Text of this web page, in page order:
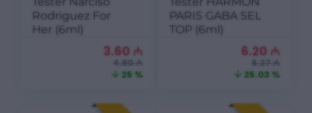
Rodriguez For
Her (6ml)
3.60 ₼
4.80 ₼
25 %
PARIS GABA SEL
TOP (6ml)
6.20 ₼
8.27 ₼
25.03 %